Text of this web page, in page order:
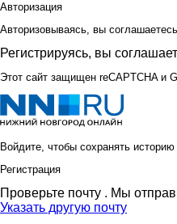
Авторизация
Авторизовываясь, вы
Регистрируясь, вы
Этот сайт защищен reCAPTCHA и
Войдите, чтобы сохранять
Регистрация
Проверьте почту . Мы
Указать другую почту